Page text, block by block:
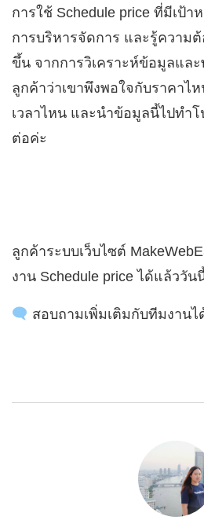
การใช้ Schedule price ที่มีเป้
การบริหารจัดการ และรู้ความ
ขึ้น จากการวิเคราะห์ข้อมูลแล
ลูกค้าว่าเขาพึงพอใจกับราคาไ
เวลาไหน และนำข้อมูลนี้ไปทำ
ต่อค่ะ
ลูกค้าระบบเว็บไซต์
งาน Schedule price ได้แล้ววัน
สอบถามเพิ่มเติมกับทีมงาน